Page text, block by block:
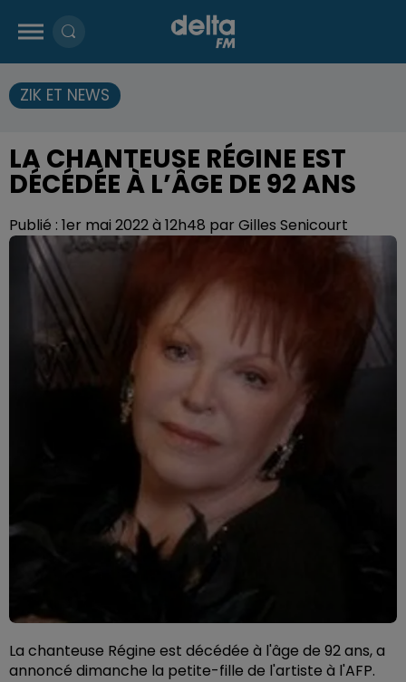
ZIK ET NEWS
LA CHANTEUSE RÉGINE EST
DÉCÉDÉE À L’ÂGE DE 92 ANS
Publié : 1er mai 2022 à 12h48 par Gilles Senicourt
La chanteuse Régine est décédée à l'âge de 92 ans, a
annoncé dimanche la petite-fille de l'artiste à l'AFP.